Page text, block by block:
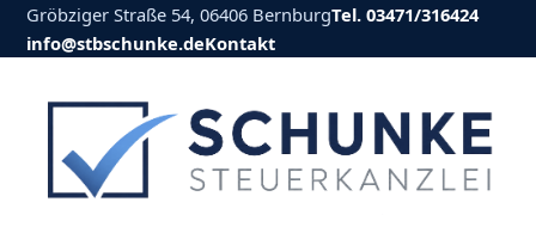
Gröbziger Straße 54, 06406 BernburgTel. 03471/316424
info@stbschunke.deKontakt